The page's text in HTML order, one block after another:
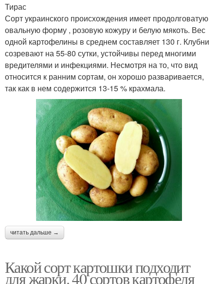
Тирас
Сорт украинского происхождения имеет продолговатую
овальную форму , розовую кожуру и белую мякоть. Вес
одной картофелины в среднем составляет 130 г. Клубни
созревают на 55-80 сутки, устойчивы перед многими
вредителями и инфекциями. Несмотря на то, что вид
относится к ранним сортам, он хорошо разваривается,
так как в нем содержится 13-15 % крахмала.
читать дальше →
Какой сорт картошки подходит
для жарки. 40 сортов картофеля